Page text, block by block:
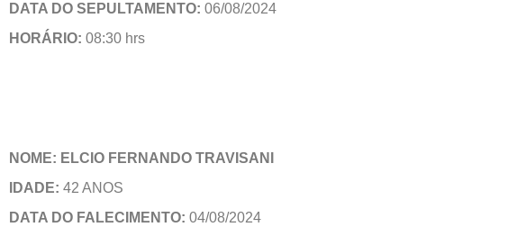
DATA DO SEPULTAMENTO: 06/08/2024
HORÁRIO: 08:30 hrs
NOME: ELCIO FERNANDO TRAVISANI
IDADE: 42 ANOS
DATA DO FALECIMENTO: 04/08/2024